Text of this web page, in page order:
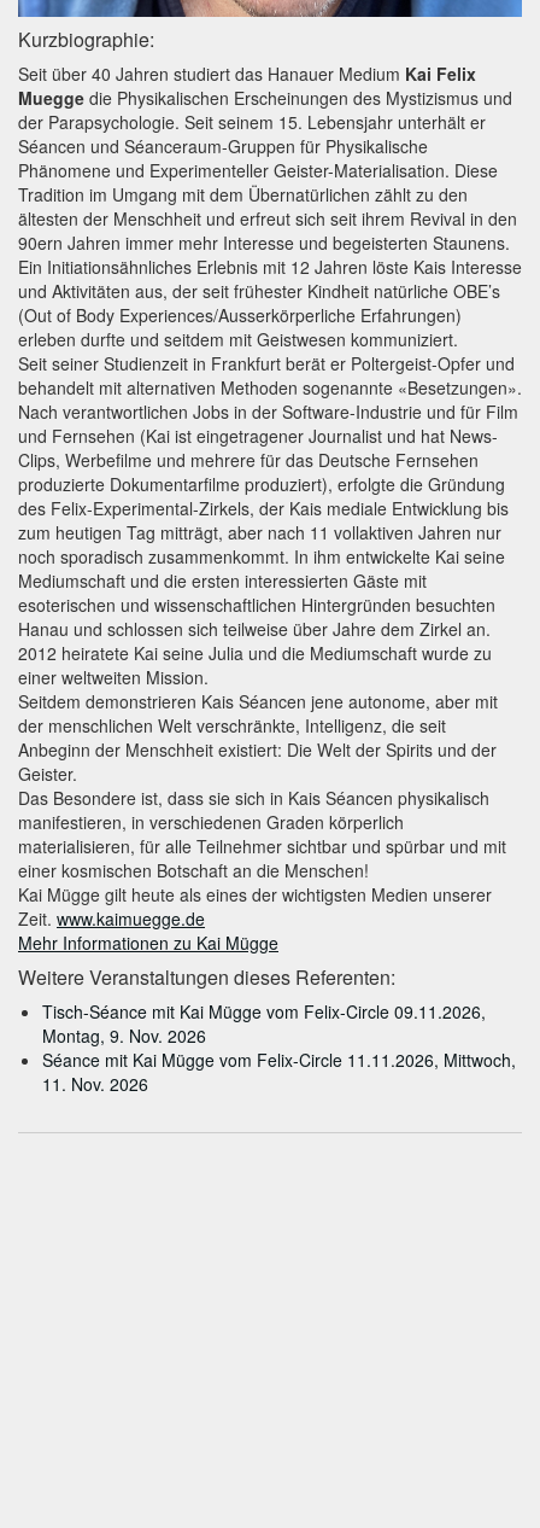
Kurzbiographie:
Seit über 40 Jahren studiert das Hanauer Medium Kai Felix
Muegge die Physikalischen Erscheinungen des Mystizismus und
der Parapsychologie. Seit seinem 15. Lebensjahr unterhält er
Séancen und Séanceraum-Gruppen für Physikalische
Phänomene und Experimenteller Geister-Materialisation. Diese
Tradition im Umgang mit dem Übernatürlichen zählt zu den
ältesten der Menschheit und erfreut sich seit ihrem Revival in den
90ern Jahren immer mehr Interesse und begeisterten Staunens.
Ein Initiationsähnliches Erlebnis mit 12 Jahren löste Kais Interesse
und Aktivitäten aus, der seit frühester Kindheit natürliche OBE’s
(Out of Body Experiences/Ausserkörperliche Erfahrungen)
erleben durfte und seitdem mit Geistwesen kommuniziert.
Seit seiner Studienzeit in Frankfurt berät er Poltergeist-Opfer und
behandelt mit alternativen Methoden sogenannte «Besetzungen».
Nach verantwortlichen Jobs in der Software-Industrie und für Film
und Fernsehen (Kai ist eingetragener Journalist und hat News-
Clips, Werbefilme und mehrere für das Deutsche Fernsehen
produzierte Dokumentarfilme produziert), erfolgte die Gründung
des Felix-Experimental-Zirkels, der Kais mediale Entwicklung bis
zum heutigen Tag mitträgt, aber nach 11 vollaktiven Jahren nur
noch sporadisch zusammenkommt. In ihm entwickelte Kai seine
Mediumschaft und die ersten interessierten Gäste mit
esoterischen und wissenschaftlichen Hintergründen besuchten
Hanau und schlossen sich teilweise über Jahre dem Zirkel an.
2012 heiratete Kai seine Julia und die Mediumschaft wurde zu
einer weltweiten Mission.
Seitdem demonstrieren Kais Séancen jene autonome, aber mit
der menschlichen Welt verschränkte, Intelligenz, die seit
Anbeginn der Menschheit existiert: Die Welt der Spirits und der
Geister.
Das Besondere ist, dass sie sich in Kais Séancen physikalisch
manifestieren, in verschiedenen Graden körperlich
materialisieren, für alle Teilnehmer sichtbar und spürbar und mit
einer kosmischen Botschaft an die Menschen!
Kai Mügge gilt heute als eines der wichtigsten Medien unserer
Zeit. www.kaimuegge.de
Mehr Informationen zu Kai Mügge
Weitere Veranstaltungen dieses Referenten:
Tisch-Séance mit Kai Mügge vom Felix-Circle 09.11.2026,
Montag, 9. Nov. 2026
Séance mit Kai Mügge vom Felix-Circle 11.11.2026, Mittwoch,
11. Nov. 2026